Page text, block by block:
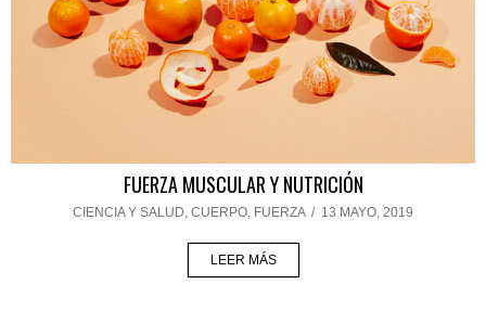
FUERZA MUSCULAR Y NUTRICIÓN
CIENCIA Y SALUD, CUERPO, FUERZA / 13 MAYO, 2019
LEER MÁS